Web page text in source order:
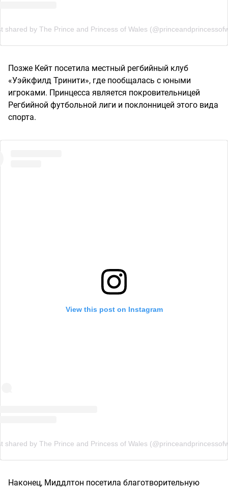
shared by The Prince and Princess of Wales
Позже Кейт посетила местный регбийный клуб
«Уэйкфилд Тринити», где пообщалась с юными
игроками. Принцесса является покровительницей
Регбийной футбольной лиги и поклонницей этого вида
спорта.
View this post on Instagram
shared by The Prince and Princess of Wales
Наконец, Миддлтон посетила благотворительную